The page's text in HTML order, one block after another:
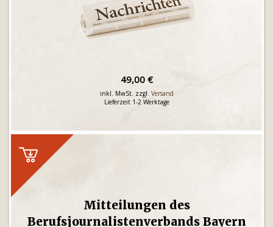
49,00 €
inkl. MwSt. zzgl. Versand
Lieferzeit 1-2 Werktage
Mitteilungen des
Berufsjournalistenverbands Bayern